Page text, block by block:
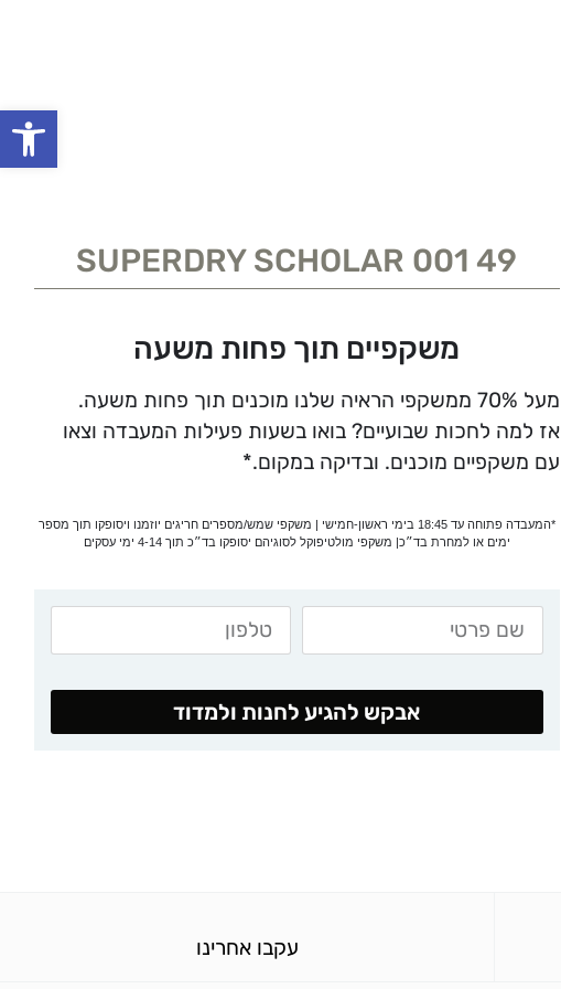
פתח
SUPERDRY SCHOLAR 001 49
משקפיים תוך פחות משעה
מעל 70% ממשקפי הראיה שלנו מוכנים תוך פחות משעה.
אז למה לחכות שבועיים? בואו בשעות פעילות המעבדה וצאו
עם משקפיים מוכנים. ובדיקה במקום.*
*המעבדה פתוחה עד 18:45 בימי ראשון-חמישי | משקפי שמש/מספרים חריגים יוזמנו ויסופקו תוך מספר
ימים או למחרת בד״כ| משקפי מולטיפוקל לסוגיהם יסופקו בד״כ תוך 4-14 ימי עסקים
אבקש להגיע לחנות ולמדוד
עקבו אחרינו